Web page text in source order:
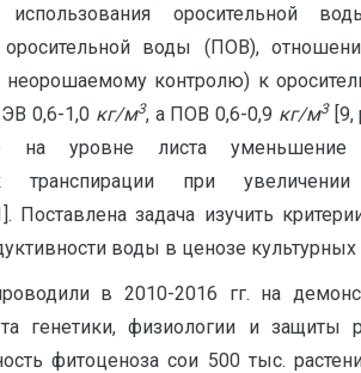
использования оросительной
оросительной воды (ПОВ),
неорошаемому контролю) к
0,6-1,0 кг/м3, а ПОВ 0,6-0,9 кг/м3[9,
на уровне листа уменьшение
транспирации при увеличении
Поставлена задача изучить
воды в ценозе культурных
в 2010-2016 гг. на
генетики, физиологии и защиты
фитоценоза сои 500 тыс.